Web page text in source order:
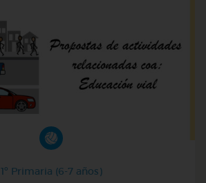
1º Primaria (6-7 años)